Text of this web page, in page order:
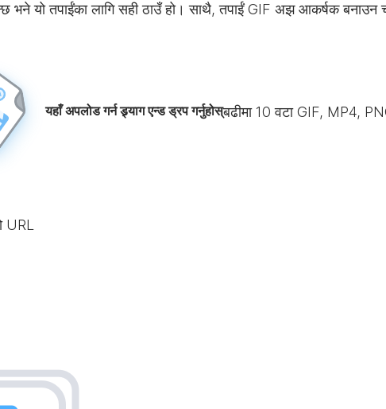
भने यो तपाईंका लागि सही ठाउँ हो। साथै, तपाईं GIF अझ आकर्षक बनाउन
यहाँ अपलोड गर्न ड्र्याग एन्ड ड्रप गर्नुहोस्बढीमा10 वटा GIF, MP4,